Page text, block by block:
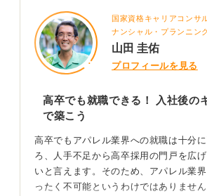
るのが好きか考えよう
また、未経験から挑戦できるかと不安に
もしれませんが、未経験からでもアパレ
は可能です。ただし、「自分矢印」で
「自分が服を好き」という気持ちだけ
れることを自分自身の喜びと感じられ
ル業界で長く活躍できる人に共通する
アパレル業界でのキャリアを考えている
国家資格キャリアコンサ
ナンシャル・プランニン
山田 圭佑
プロフィールを見る
高卒でも就職できる！ 入社後の
で築こう
高卒でもアパレル業界への就職は十分
ろ、人手不足から高卒採用の門戸を広
いと言えます。そのため、アパレル業
ったく不可能というわけではありません